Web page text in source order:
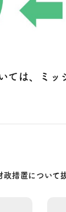
ては、ミ
政措置について